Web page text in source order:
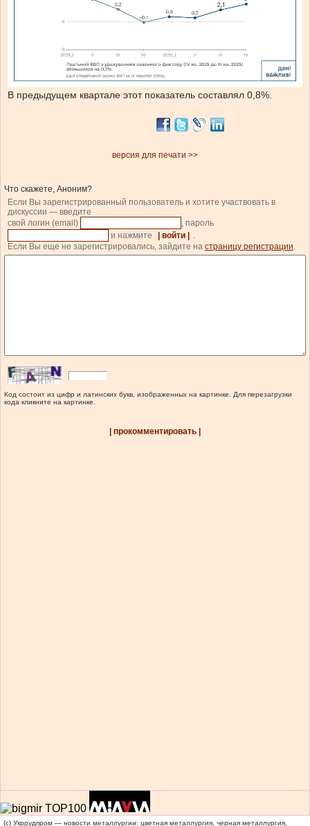
В предыдущем квартале этот показатель составлял 0,8%.
версия для печати >>
Что скажете, Аноним?
Если Вы зарегистрированный пользователь и хотите участвовать в
дискуссии — введите
свой логин (email)
, пароль
и нажмите
| войти |
.
Если Вы еще не зарегистрировались, зайдите на страницу регистрации.
Код состоит из цифр и латинских букв, изображенных на картинке. Для перезагрузки
кода кликните на картинке.
| прокомментировать |
(c) Укррудпром — новости металлургии: цветная металлургия, черная металлургия,